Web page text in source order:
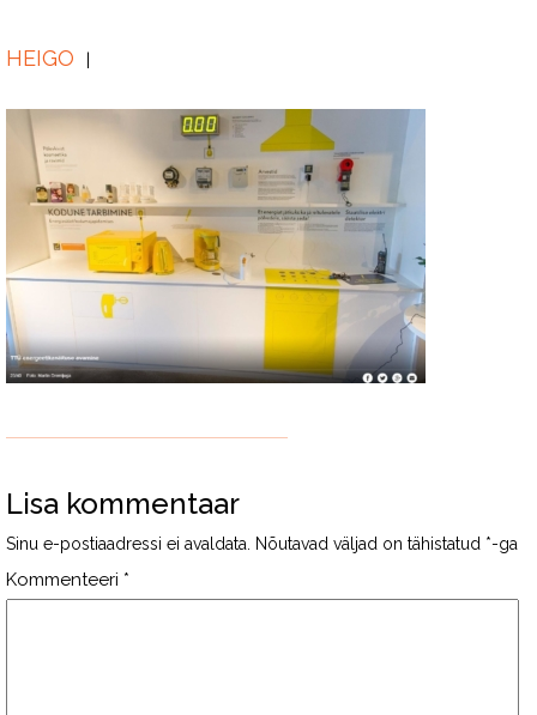
HEIGO
Lisa kommentaar
Sinu e-postiaadressi ei avaldata. Nõutavad väljad on tähistatud *-ga
Kommenteeri *